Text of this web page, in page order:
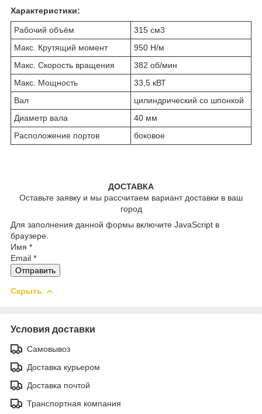
Характеристики:
Рабочий объём
315 см3
Макс. Крутящий момент
950 Н/м
Макс. Скорость вращения
382 об/мин
Макс. Мощность
33,5 кВТ
Вал
цилиндрический со шпонкой
Диаметр вала
40 мм
Расположение портов
боковое
ДОСТАВКА
Оставьте заявку и мы рассчитаем вариант доставки в ваш
город
Для заполнения данной формы включите JavaScript в
браузере.
Имя *
Email *
Отправить
Скрыть
Условия доставки
Самовывоз
Доставка курьером
Доставка почтой
Транспортная компания